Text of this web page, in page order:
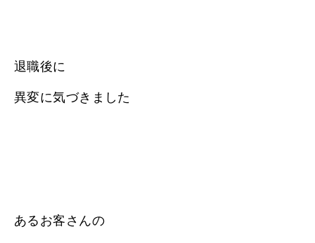
退職後に
異変に気づきました
あるお客さんの